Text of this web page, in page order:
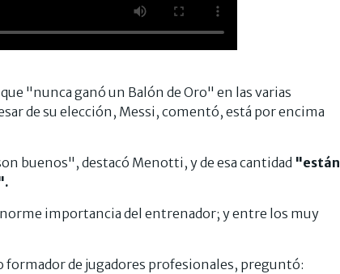
"nunca ganó un Balón de Oro" en las varias
de su elección, Messi, comentó, está por encima
buenos", destacó Menotti, y de esa cantidad "están
importancia del entrenador; y entre los muy
formador de jugadores profesionales, preguntó: